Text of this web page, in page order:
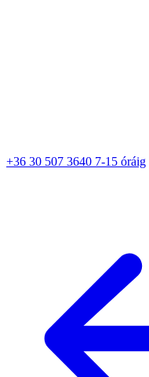
+36 30 507 3640 7-15 óráig